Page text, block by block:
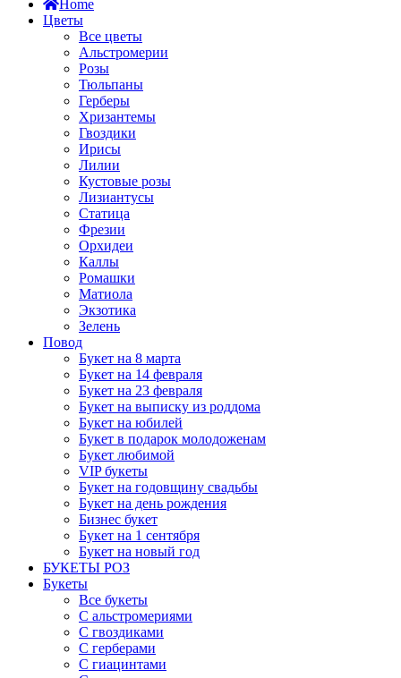
Home
Цветы
Все цветы
Альстромерии
Розы
Тюльпаны
Герберы
Хризантемы
Гвоздики
Ирисы
Лилии
Кустовые розы
Лизиантусы
Статица
Фрезии
Орхидеи
Каллы
Ромашки
Матиола
Экзотика
Зелень
Повод
Букет на 8 марта
Букет на 14 февраля
Букет на 23 февраля
Букет на выписку из роддома
Букет на юбилей
Букет в подарок молодоженам
Букет любимой
VIP букеты
Букет на годовщину свадьбы
Букет на день рождения
Бизнес букет
Букет на 1 сентября
Букет на новый год
БУКЕТЫ РОЗ
Букеты
Все букеты
С альстромериями
С гвоздиками
С герберами
С гиацинтами